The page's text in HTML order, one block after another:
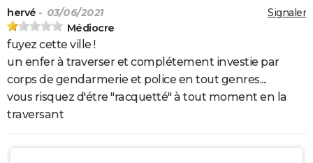
Signaler
hervé - 03/06/2021
Médiocre
fuyez cette ville !
un enfer à traverser et complétement investie par
corps de gendarmerie et police en tout genres....
vous risquez d'étre "racquetté" à tout moment en la
traversant